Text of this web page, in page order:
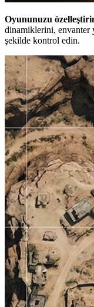
Oyununuzu
dinamiklerini, envanter
şekilde kontrol edin.